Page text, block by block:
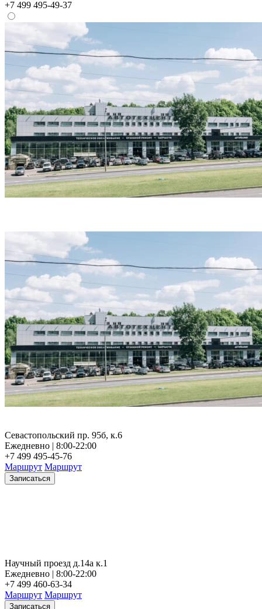
+7 499 495-49-37
Севастопольский пр. 95б, к.6
Ежедневно | 8:00-22:00
+7 499 495-45-76
Маршрут Маршрут
Записаться
Научный проезд д.14а к.1
Ежедневно | 8:00-22:00
+7 499 460-63-34
Маршрут Маршрут
Записаться